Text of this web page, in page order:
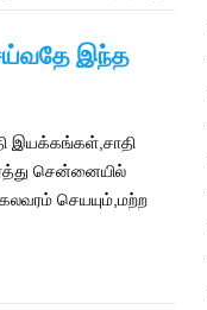
இந்த
இயக்கங்கள்,சாதி
சென்னையில்
கலவரம் செயயும்,மற்ற